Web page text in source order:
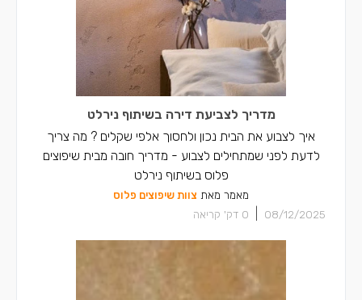
מדריך לצביעת דירה בשיתוף נירלט
איך לצבוע את הבית נכון ולחסוך אלפי שקלים ? מה צריך
לדעת לפני שמתחילים לצבוע - מדריך חובה מבית שיפוצים
פלוס בשיתוף נירלט
מאמר מאת צוות שיפוצים פלוס
08/12/2025
0 דק' קריאה